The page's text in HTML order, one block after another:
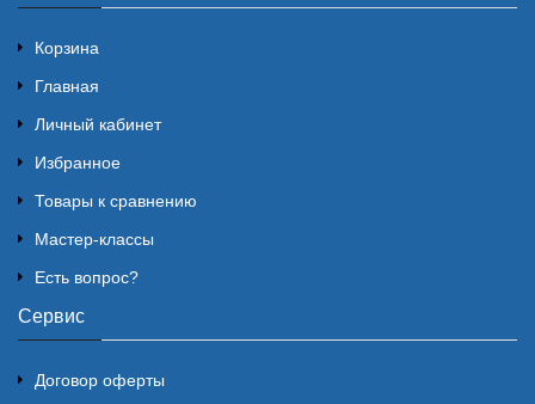
Корзина
Главная
Личный кабинет
Избранное
Товары к сравнению
Мастер-классы
Есть вопрос?
Сервис
Договор оферты